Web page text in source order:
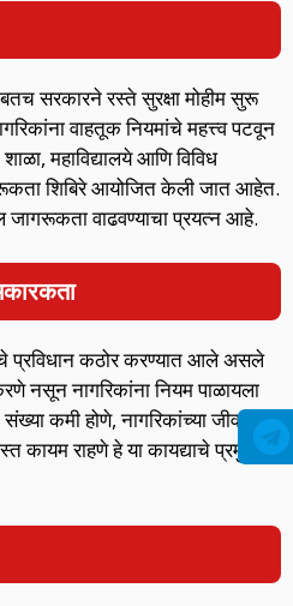
सरकारने रस्ते सुरक्षा मोहीम सुरू
वाहतूक नियमांचे महत्त्व पटवून
महाविद्यालये आणि विविध
शिबिरे आयोजित केली जात आहेत.
जागरूकता वाढवण्याचा प्रयत्न आहे.
प्रविधान कठोर करण्यात आले असले
नसून नागरिकांना नियम पाळायला
कमी होणे, नागरिकांच्या जीवनाची
कायम राहणे हे या कायद्याचे प्रमुख